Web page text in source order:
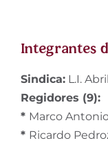
Integrantes
Sindica: L.I.
Regidores (9):
* Marco
* Ricardo